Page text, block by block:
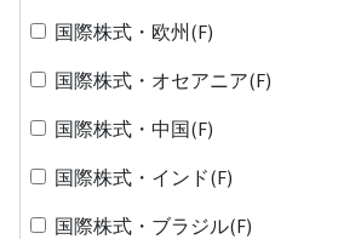
国際株式・欧州(F)
国際株式・オセアニア(F)
国際株式・中国(F)
国際株式・インド(F)
国際株式・ブラジル(F)